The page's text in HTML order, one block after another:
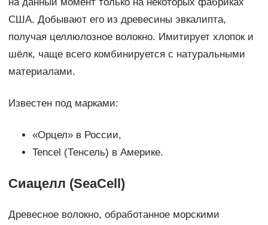
на данный момент только на некоторых фабриках
США. Добывают его из древесины эвкалипта,
получая целлюлозное волокно. Имитирует хлопок и
шёлк, чаще всего комбинируется с натуральными
материалами.
Известен под марками:
«Орцел» в России,
Tencel (Тенсель) в Америке.
Сиацелл (SeaCell)
Древесное волокно, обработанное морскими